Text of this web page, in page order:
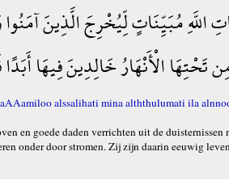
اللَّهِ مُبَيِّنَاتٍ لِّيُخْرِجَ الَّذِينَ
الْأَنْهَارُ خَالِدِينَ فِيهَا أَبَدًا
alssalihati mina alththulumati ila
en goede daden verrichten uit de duisternissen
onder door stromen. Zij zijn daarin eeuwig